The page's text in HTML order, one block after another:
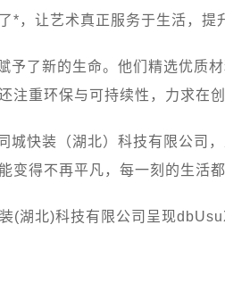
，让艺术真正服务于生活，提
予了新的生命。他们精选优质
重环保与可持续性，力求在
快装（湖北）科技有限公司
得不再平凡，每一刻的生活
(湖北)科技有限公司呈现